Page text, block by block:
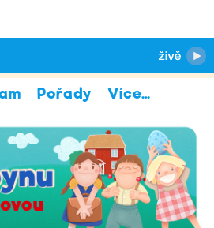
Pořady Více…